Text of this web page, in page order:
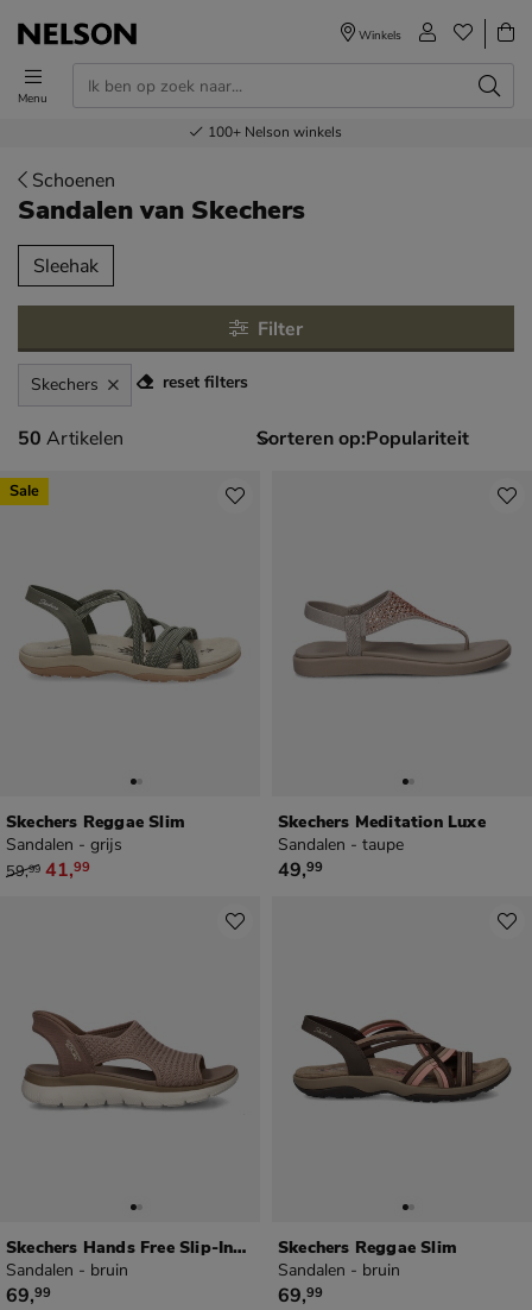
Menu
Winkels
Voor 23.00u besteld,volgende dag in huis
Gratisverzending en retour
Bestel nu,betaal later
100+ Nelson winkels
Schoenen
Sandalenvan Skechers
over
Sleehak
Filter
Skechers reset filters
50 artikelen
50 Artikelen Sorteren op:
Skechers Reggae Slim
Sandalen - grijs
van € 59,99 voor € 41,99
59,99 41,99
Sale
Skechers Meditation Luxe
Sandalen - taupe
€ 49,99
49,99
Skechers Hands Free Slip-Ins Summits
Sandalen - bruin
€ 69,99
69,99
Skechers Reggae Slim
Sandalen - bruin
€ 69,99
69,99